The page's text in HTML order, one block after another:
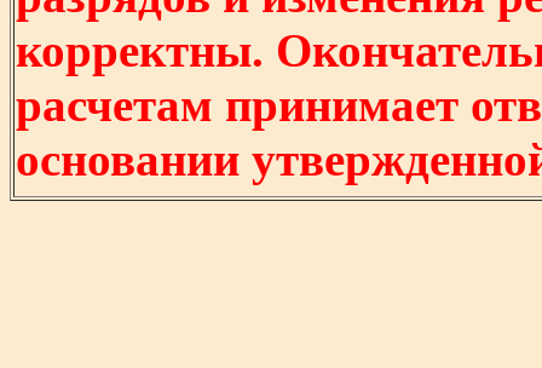
корректны.
расчетам принимает
основании